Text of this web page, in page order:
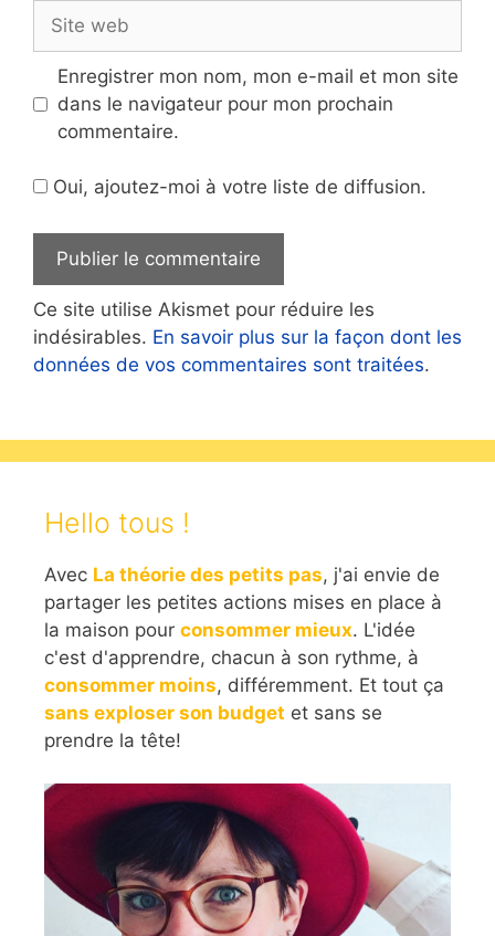
web
Enregistrer mon nom, mon e-mail et mon site
dans le navigateur pour mon prochain
commentaire.
Oui, ajoutez-moi à votre liste de diffusion.
Ce site utilise Akismet pour réduire les
indésirables. En savoir plus sur la façon dont les
données de vos commentaires sont traitées.
Hello tous !
Avec La théorie des petits pas, j'ai envie de
partager les petites actions mises en place à
la maison pour consommer mieux. L'idée
c'est d'apprendre, chacun à son rythme, à
consommer moins, différemment. Et tout ça
sans exploser son budget et sans se
prendre la tête!